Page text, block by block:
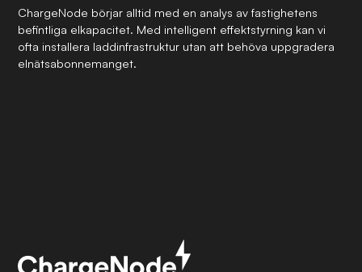
ChargeNode börjar alltid med en analys av fastighetens
befintliga elkapacitet. Med intelligent effektstyrning kan vi
ofta installera laddinfrastruktur utan att behöva uppgradera
elnätsabonnemanget.